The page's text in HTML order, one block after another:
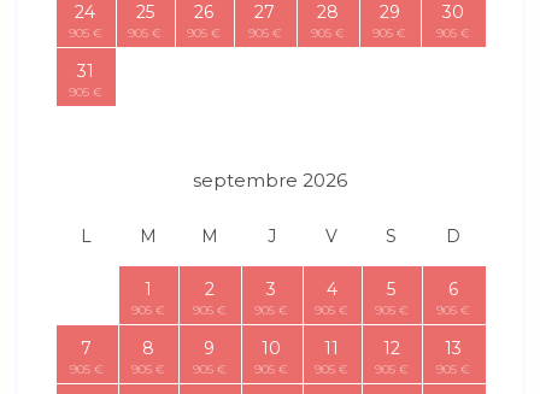
24
905 €
25
905 €
26
905 €
27
905 €
28
905 €
29
905 €
30
905 €
31
905 €
septembre 2026
L M M J V S D
1
905 €
2
905 €
3
905 €
4
905 €
5
905 €
6
905 €
7
905 €
8
905 €
9
905 €
10
905 €
11
905 €
12
905 €
13
905 €